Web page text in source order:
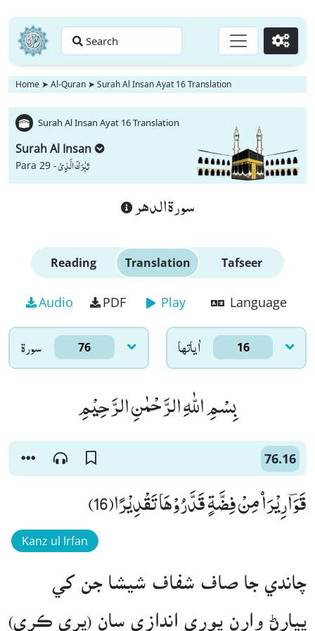
Search Go
Home ➤ Al-Quran ➤ Surah Al Insan Ayat 16 Translation
Surah Al Insan Ayat 16 Translation
Surah Al Insan
Para 29 -تَبٰرَكَ الَّذِیْ
سورة الدهر
Reading Translation Tafseer
Audio PDF Play Language
سورۃ 76 اٰياتها 16
بِسْمِ اللّٰهِ الرَّحْمٰنِ الرَّحِیْمِ
76.16
قَوَؔارِیْرَاۡ مِنْ فِضَّةٍ قَدَّرُوْهَا تَقْدِیْرًا(16)
Kanz ul Irfan
چاندي جا صاف شفاف شيشا جن کي
پيارڻ وارن پوري اندازي سان (ڀري ڪري)